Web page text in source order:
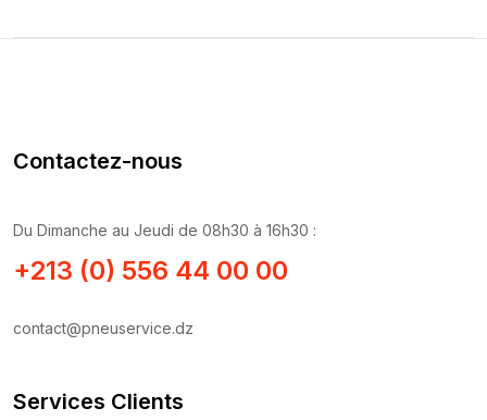
Contactez-nous
Du Dimanche au Jeudi de 08h30 à 16h30 :
+213 (0) 556 44 00 00
contact@pneuservice.dz
Services Clients